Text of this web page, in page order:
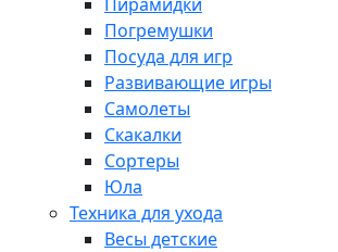
Погремушки
Посуда для игр
Развивающие игры
Самолеты
Скакалки
Сортеры
Юла
Техника для ухода
Весы детские